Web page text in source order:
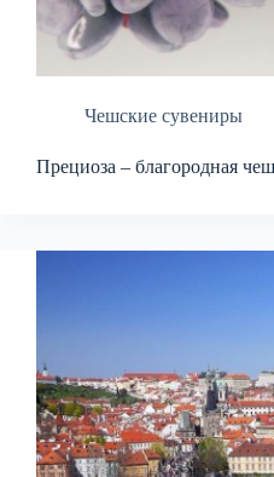
Чешские сувениры
Прециоза – благородная